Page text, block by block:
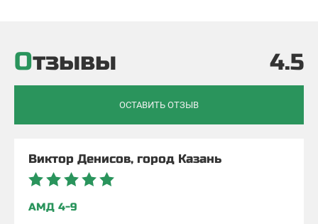
Отзывы 4.5
ОСТАВИТЬ ОТЗЫВ
Виктор Денисов, город Казань
АМД 4-9